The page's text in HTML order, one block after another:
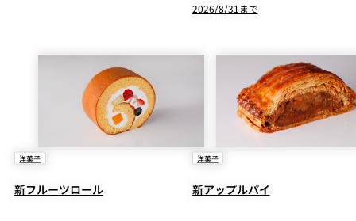
2026/8/31まで
洋菓子
新フルーツロール
洋菓子
新アップルパイ